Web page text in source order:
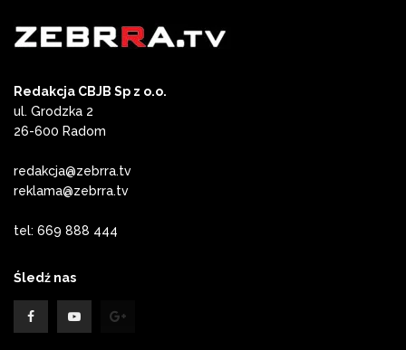
Redakcja CBJB Sp z o.o.
ul. Grodzka 2
26-600 Radom
redakcja@zebrra.tv
reklama@zebrra.tv
tel: 669 888 444
Śledź nas